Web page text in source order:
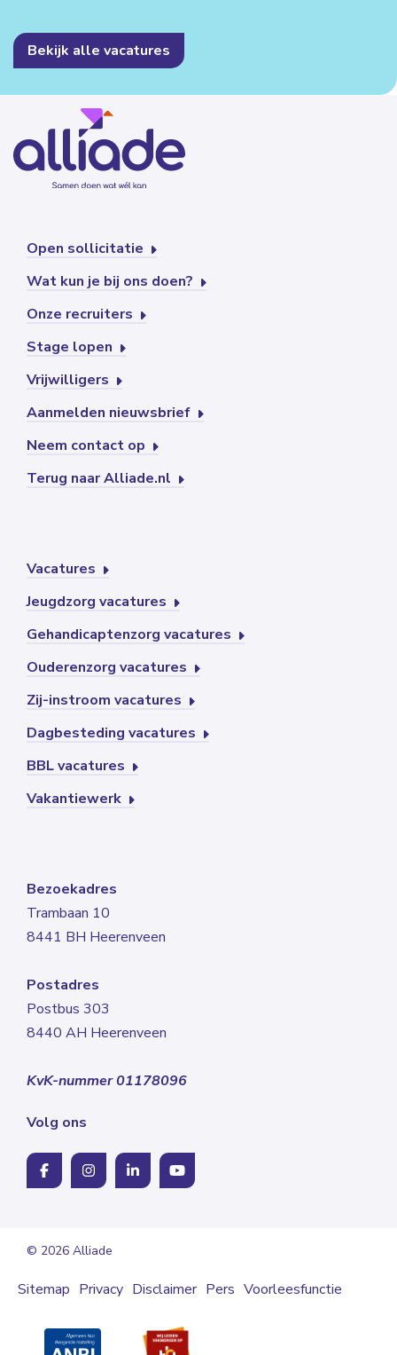
Bekijk alle vacatures
Open sollicitatie
Wat kun je bij ons doen?
Onze recruiters
Stage lopen
Vrijwilligers
Aanmelden nieuwsbrief
Neem contact op
Terug naar Alliade.nl
Vacatures
Jeugdzorg vacatures
Gehandicaptenzorg vacatures
Ouderenzorg vacatures
Zij-instroom vacatures
Dagbesteding vacatures
BBL vacatures
Vakantiewerk
Bezoekadres
Trambaan 10
8441 BH Heerenveen
Postadres
Postbus 303
8440 AH Heerenveen
KvK-nummer 01178096
Volg ons
© 2026 Alliade
Sitemap Privacy Disclaimer Pers Voorleesfunctie